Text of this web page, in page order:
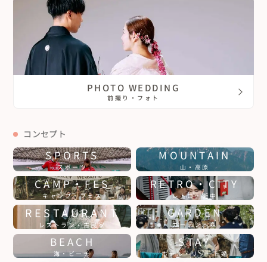
PHOTO WEDDING
前撮り・フォト
コンセプト
SPORTS
スポーツ
MOUNTAIN
山・高原
CAMP・FES
キャンプ・フェス
RETRO・CITY
レトロ・街中
RESTAURANT
レストラン・古民家
GARDEN
ガーデン・森
BEACH
海・ビーチ
STAY
ホテル・リゾート婚